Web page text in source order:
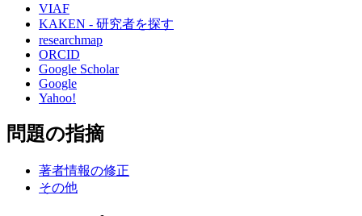
VIAF
KAKEN - 研究者を探す
researchmap
ORCID
Google Scholar
Google
Yahoo!
問題の指摘
著者情報の修正
その他